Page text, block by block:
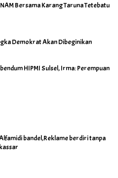
Bersama Karang Taruna Tetebatu
Demokrat Akan Dibeginikan
HIPMI Sulsel, Irma: Perempuan
bandel,Reklame berdiri tanpa